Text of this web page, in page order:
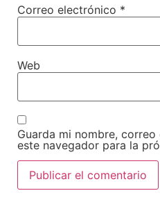
Correo electrónico *
Web
Guarda mi nombre,
este navegador para la